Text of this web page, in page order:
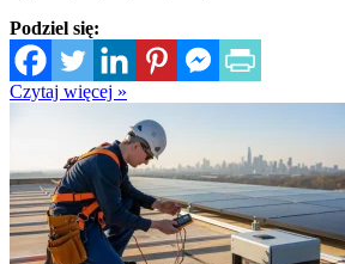
Podziel się:
Czytaj więcej »